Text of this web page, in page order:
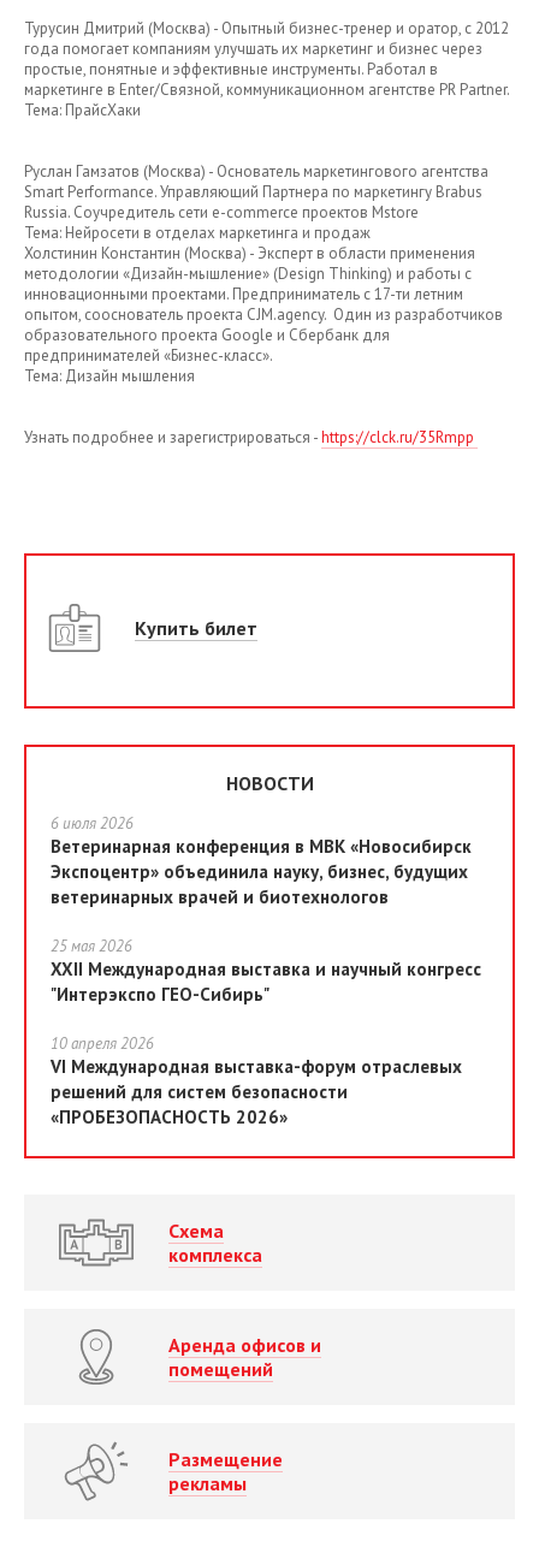
Турусин Дмитрий (Москва) - Опытный бизнес-тренер и оратор, с 2012
года помогает компаниям улучшать их маркетинг и бизнес через
простые, понятные и эффективные инструменты. Работал в
маркетинге в Enter/Связной, коммуникационном агентстве PR Partner.
Тема: ПрайсХаки
Руслан Гамзатов (Москва) - Основатель маркетингового агентства
Smart Performance. Управляющий Партнера по маркетингу Brabus
Russia. Соучредитель сети e-commerce проектов Mstore
Тема: Нейросети в отделах маркетинга и продаж
Холстинин Константин (Москва) - Эксперт в области применения
методологии «Дизайн-мышление» (Design Thinking) и работы с
инновационными проектами. Предприниматель с 17-ти летним
опытом, сооснователь проекта CJM.agency. Один из разработчиков
образовательного проекта Google и Сбербанк для
предпринимателей «Бизнес-класс».
Тема: Дизайн мышления
Узнать подробнее и зарегистрироваться -https://clck.ru/35Rmpp
Купить билет
НОВОСТИ
6 июля 2026
Ветеринарная конференция в МВК «Новосибирск
Экспоцентр» объединила науку, бизнес, будущих
ветеринарных врачей и биотехнологов
25 мая 2026
XXII Международная выставка и научный конгресс
"Интерэкспо ГЕО-Сибирь"
10 апреля 2026
VI Международная выставка-форум отраслевых
решений для систем безопасности
«ПРОБЕЗОПАСНОСТЬ 2026»
Схема
комплекса
Аренда офисов и
помещений
Размещение
рекламы